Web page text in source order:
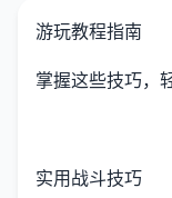
游玩教程指南
掌握这些技巧，
实用战斗技巧